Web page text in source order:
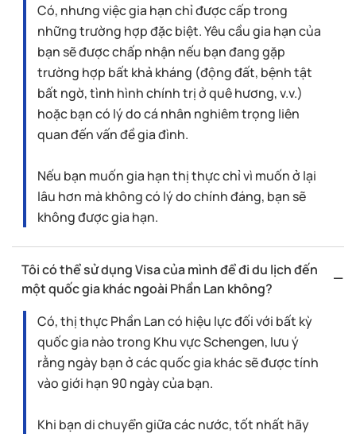
Có, nhưng việc gia hạn chỉ được cấp trong
những trường hợp đặc biệt. Yêu cầu gia hạn của
bạn sẽ được chấp nhận nếu bạn đang gặp
trường hợp bất khả kháng (động đất, bệnh tật
bất ngờ, tình hình chính trị ở quê hương, v.v.)
hoặc bạn có lý do cá nhân nghiêm trọng liên
quan đến vấn đề gia đình.
Nếu bạn muốn gia hạn thị thực chỉ vì muốn ở lại
lâu hơn mà không có lý do chính đáng, bạn sẽ
không được gia hạn.
Tôi có thể sử dụng Visa của mình để đi du lịch đến
một quốc gia khác ngoài Phần Lan không?
Có, thị thực Phần Lan có hiệu lực đối với bất kỳ
quốc gia nào trong Khu vực Schengen, lưu ý
rằng ngày bạn ở các quốc gia khác sẽ được tính
vào giới hạn 90 ngày của bạn.
Khi bạn di chuyển giữa các nước, tốt nhất hãy